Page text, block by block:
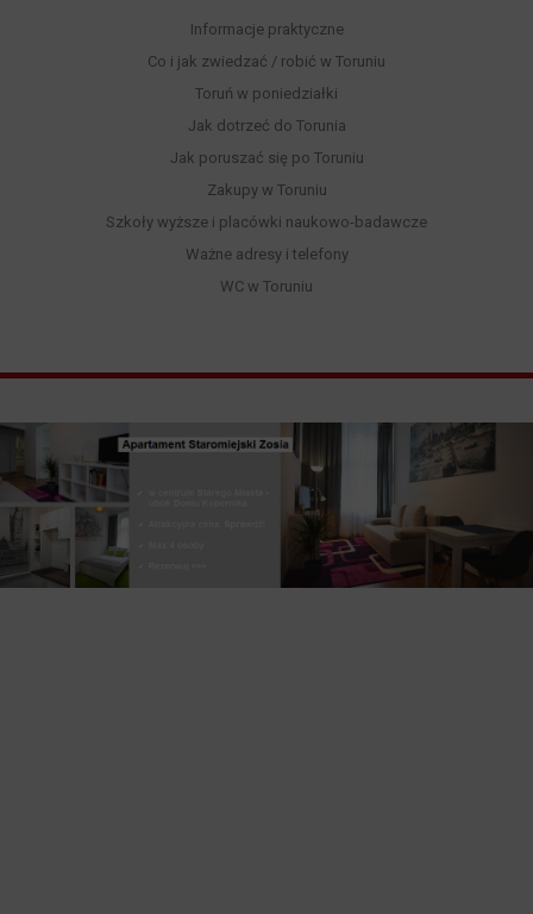
Informacje praktyczne
Co i jak zwiedzać / robić w Toruniu
Toruń w poniedziałki
Jak dotrzeć do Torunia
Jak poruszać się po Toruniu
Zakupy w Toruniu
Szkoły wyższe i placówki naukowo-badawcze
Ważne adresy i telefony
WC w Toruniu